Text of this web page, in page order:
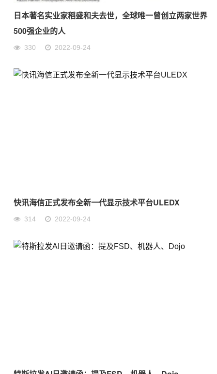
日本著名实业家稻盛和夫去世，全球唯一曾创立两家世界
500强企业的人
330 2022-09-24
快讯海信正式发布全新一代显示技术平台ULEDX
314 2022-09-24